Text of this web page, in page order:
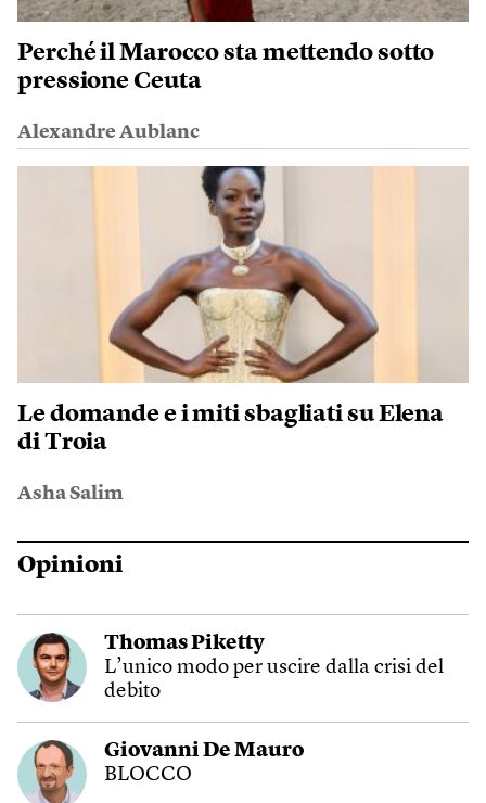
Perché il Marocco sta mettendo sotto
pressione Ceuta
Alexandre Aublanc
Le domande e i miti sbagliati su Elena
di Troia
Asha Salim
Opinioni
Thomas Piketty
L’unico modo per uscire dalla crisi del
debito
Giovanni De Mauro
BLOCCO